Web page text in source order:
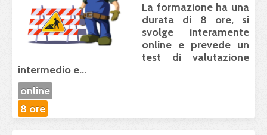
La formazione ha una
durata di 8 ore, si
svolge interamente
online e prevede un
test di valutazione
intermedio e...
online
8 ore